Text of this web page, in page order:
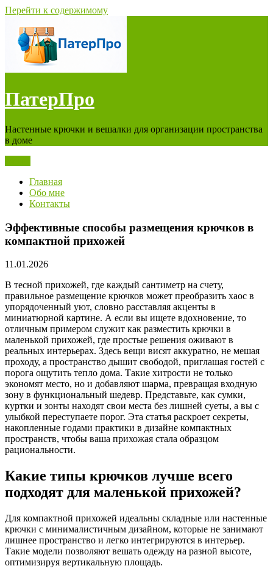
Перейти к содержимому
ПатерПро
Настенные крючки и вешалки для организации пространства
в доме
Главная
Обо мне
Контакты
Эффективные способы размещения крючков в
компактной прихожей
11.01.2026
В тесной прихожей, где каждый сантиметр на счету,
правильное размещение крючков может преобразить хаос в
упорядоченный уют, словно расставляя акценты в
миниатюрной картине. А если вы ищете вдохновение, то
отличным примером служит как разместить крючки в
маленькой прихожей, где простые решения оживают в
реальных интерьерах. Здесь вещи висят аккуратно, не мешая
проходу, а пространство дышит свободой, приглашая гостей с
порога ощутить тепло дома. Такие хитрости не только
экономят место, но и добавляют шарма, превращая входную
зону в функциональный шедевр. Представьте, как сумки,
куртки и зонты находят свои места без лишней суеты, а вы с
улыбкой переступаете порог. Эта статья раскроет секреты,
накопленные годами практики в дизайне компактных
пространств, чтобы ваша прихожая стала образцом
рациональности.
Какие типы крючков лучше всего
подходят для маленькой прихожей?
Для компактной прихожей идеальны складные или настенные
крючки с минималистичным дизайном, которые не занимают
лишнее пространство и легко интегрируются в интерьер.
Такие модели позволяют вешать одежду на разной высоте,
оптимизируя вертикальную площадь.